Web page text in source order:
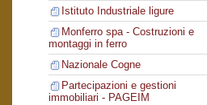
Istituto Industriale ligure
Monferro spa - Costruzioni e
montaggi in ferro
Nazionale Cogne
Partecipazioni e gestioni
immobiliari - PAGEIM